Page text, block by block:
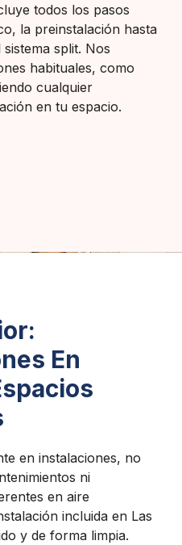
todos los pasos
la preinstalación hasta
split. Nos
habituales, como
cualquier
en tu espacio.
En
en instalaciones, no
ni
en aire
incluida en Las
y de forma limpia.